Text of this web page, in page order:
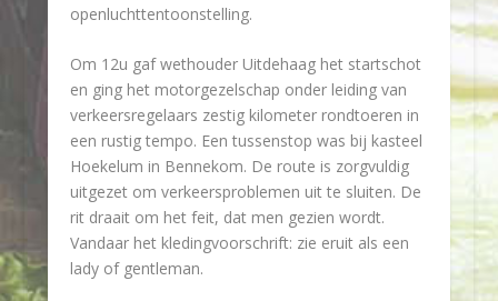
openluchttentoonstelling.
Om 12u gaf wethouder Uitdehaag het startschot
en ging het motorgezelschap onder leiding van
verkeersregelaars zestig kilometer rondtoeren in
een rustig tempo. Een tussenstop was bij kasteel
Hoekelum in Bennekom. De route is zorgvuldig
uitgezet om verkeersproblemen uit te sluiten. De
rit draait om het feit, dat men gezien wordt.
Vandaar het kledingvoorschrift: zie eruit als een
lady of gentleman.